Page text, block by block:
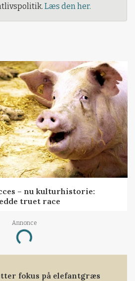
Læs den her.
– nu kulturhistorie:
truet race
Annonce
Loading...
fokus på elefantgræs